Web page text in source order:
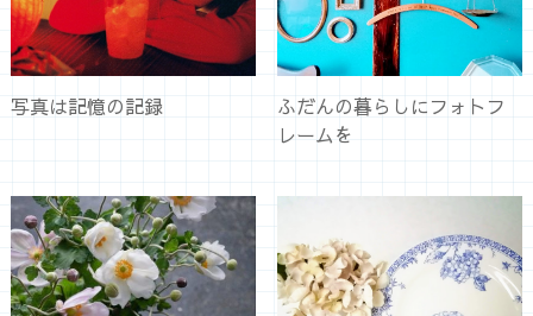
写真は記憶の記録
ふだんの暮らしにフォトフ
レームを